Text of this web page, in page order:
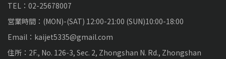
TEL：02-25678007
営業時間：(MON)-(SAT) 12:00-21:00 (SUN)10:00-18:00
Email：kaijet5335@gmail.com
住所：2F., No. 126-3, Sec. 2, Zhongshan N. Rd., Zhongshan